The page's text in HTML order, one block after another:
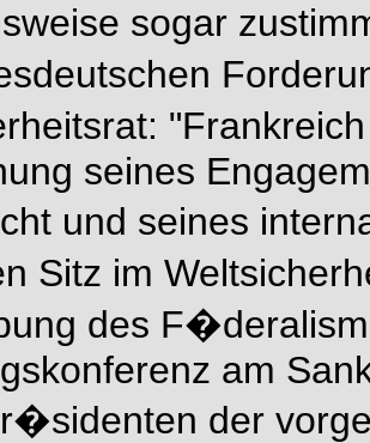
sogar
seines
und seines
Sitz im
des
am
der